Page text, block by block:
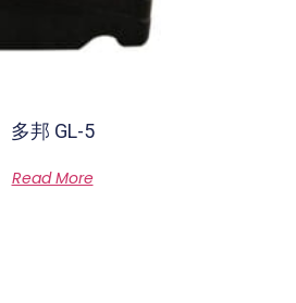
多邦 GL-5
0
out
of
Read More